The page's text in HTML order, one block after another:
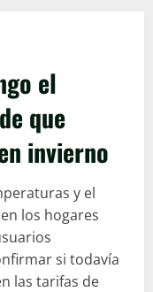
el
que
invierno
y el
los hogares
si todavía
las tarifas de